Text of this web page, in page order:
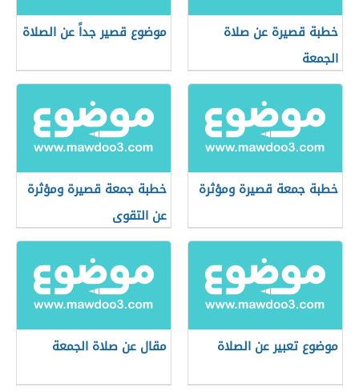
خطبة قصيرة عن صلاة
الجمعة
موضوع قصير جداً عن الصلاة
خطبة جمعة قصيرة ومؤثرة
خطبة جمعة قصيرة ومؤثرة
عن التقوى
موضوع تعبير عن الصلاة مقال عن صلاة الجمعة